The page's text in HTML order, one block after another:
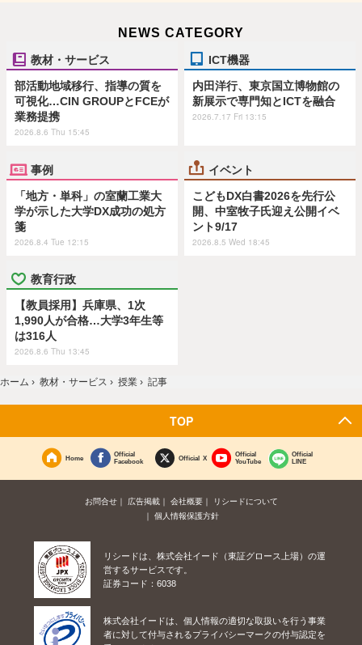
NEWS CATEGORY
教材・サービス
部活動地域移行、指導の質を
可視化…CIN GROUPとFCEが
業務提携
2026.8.6 Thu 15:45
ICT機器
内田洋行、東京国立博物館の
新展示で専門知とICTを融合
2026.7.17 Fri 13:15
事例
「地方・単科」の室蘭工業大
学が示した大学DX成功の処方
箋
2026.8.4 Tue 12:15
イベント
こどもDX白書2026を先行公
開、中室牧子氏迎え公開イベ
ント9/17
2026.8.5 Wed 18:45
教育行政
【教員採用】兵庫県、1次
1,990人が合格…大学3年生等
は316人
2026.8.6 Thu 13:45
ホーム › 教材・サービス › 授業 › 記事
TOP
Home
Official
Facebook
Official X
Official
YouTube
Official
LINE
お問合せ 広告掲載 会社概要
リシードについて
個人情報保護方針
リシードは、株式会社イード（東証グロース上場）の運
営するサービスです。
証券コード：6038
株式会社イードは、個人情報の適切な取扱いを行う事業
者に対して付与されるプライバシーマークの付与認定を